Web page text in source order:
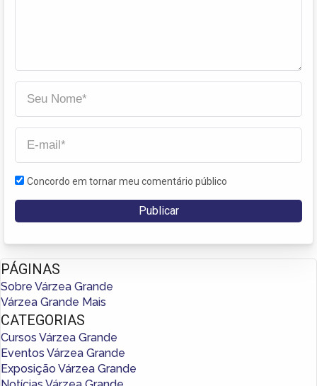
Concordo em tornar meu comentário público
PÁGINAS
Sobre Várzea Grande
Várzea Grande Mais
CATEGORIAS
Cursos Várzea Grande
Eventos Várzea Grande
Exposição Várzea Grande